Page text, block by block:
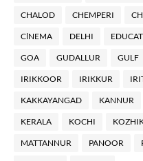
CHALOD CHEMPERI
ClNEMA DELHI
GOA GUDALLUR GULF
IRIKKOOR IRIKKUR
KAKKAYANGAD KANNUR
KERALA KOCHI
MATTANNUR PANOOR